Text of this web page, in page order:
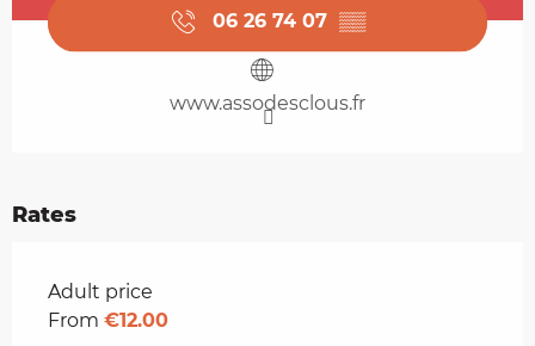
06 26 74 07 ▒▒
www.assodesclous.fr
Rates
Rates 2026
Adult price
From €12.00